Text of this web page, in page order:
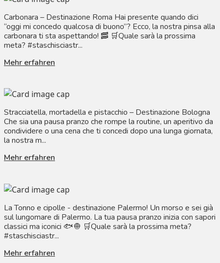
Carbonara – Destinazione Roma Hai presente quando dici
“oggi mi concedo qualcosa di buono”? Ecco, la nostra pinsa alla
carbonara ti sta aspettando! 🥓 🛒Quale sarà la prossima
meta? #staschisciastr...
Mehr erfahren
Stracciatella, mortadella e pistacchio – Destinazione Bologna
Che sia una pausa pranzo che rompe la routine, un aperitivo da
condividere o una cena che ti concedi dopo una lunga giornata,
la nostra m...
Mehr erfahren
La Tonno e cipolle - destinazione Palermo! Un morso e sei già
sul lungomare di Palermo. La tua pausa pranzo inizia con sapori
classici ma iconici 🐟🧅 🛒Quale sarà la prossima meta?
#staschisciastr...
Mehr erfahren